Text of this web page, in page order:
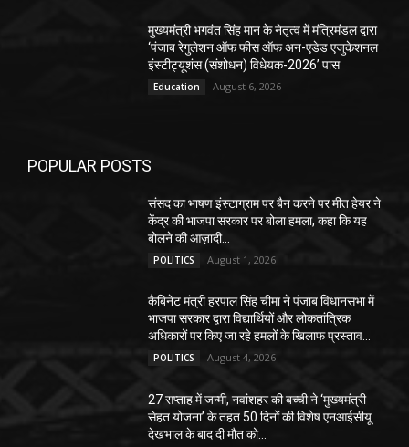
मुख्यमंत्री भगवंत सिंह मान के नेतृत्व में मंत्रिमंडल द्वारा
‘पंजाब रेगुलेशन ऑफ फीस ऑफ अन-एडेड एजुकेशनल
इंस्टीट्यूशंस (संशोधन) विधेयक-2026’ पास
Education August 6, 2026
POPULAR POSTS
संसद का भाषण इंस्टाग्राम पर बैन करने पर मीत हेयर ने
केंद्र की भाजपा सरकार पर बोला हमला, कहा कि यह
बोलने की आज़ादी...
POLITICS August 1, 2026
कैबिनेट मंत्री हरपाल सिंह चीमा ने पंजाब विधानसभा में
भाजपा सरकार द्वारा विद्यार्थियों और लोकतांत्रिक
अधिकारों पर किए जा रहे हमलों के खिलाफ प्रस्ताव...
POLITICS August 4, 2026
27 सप्ताह में जन्मी, नवांशहर की बच्ची ने ‘मुख्यमंत्री
सेहत योजना’ के तहत 50 दिनों की विशेष एनआईसीयू
देखभाल के बाद दी मौत को...